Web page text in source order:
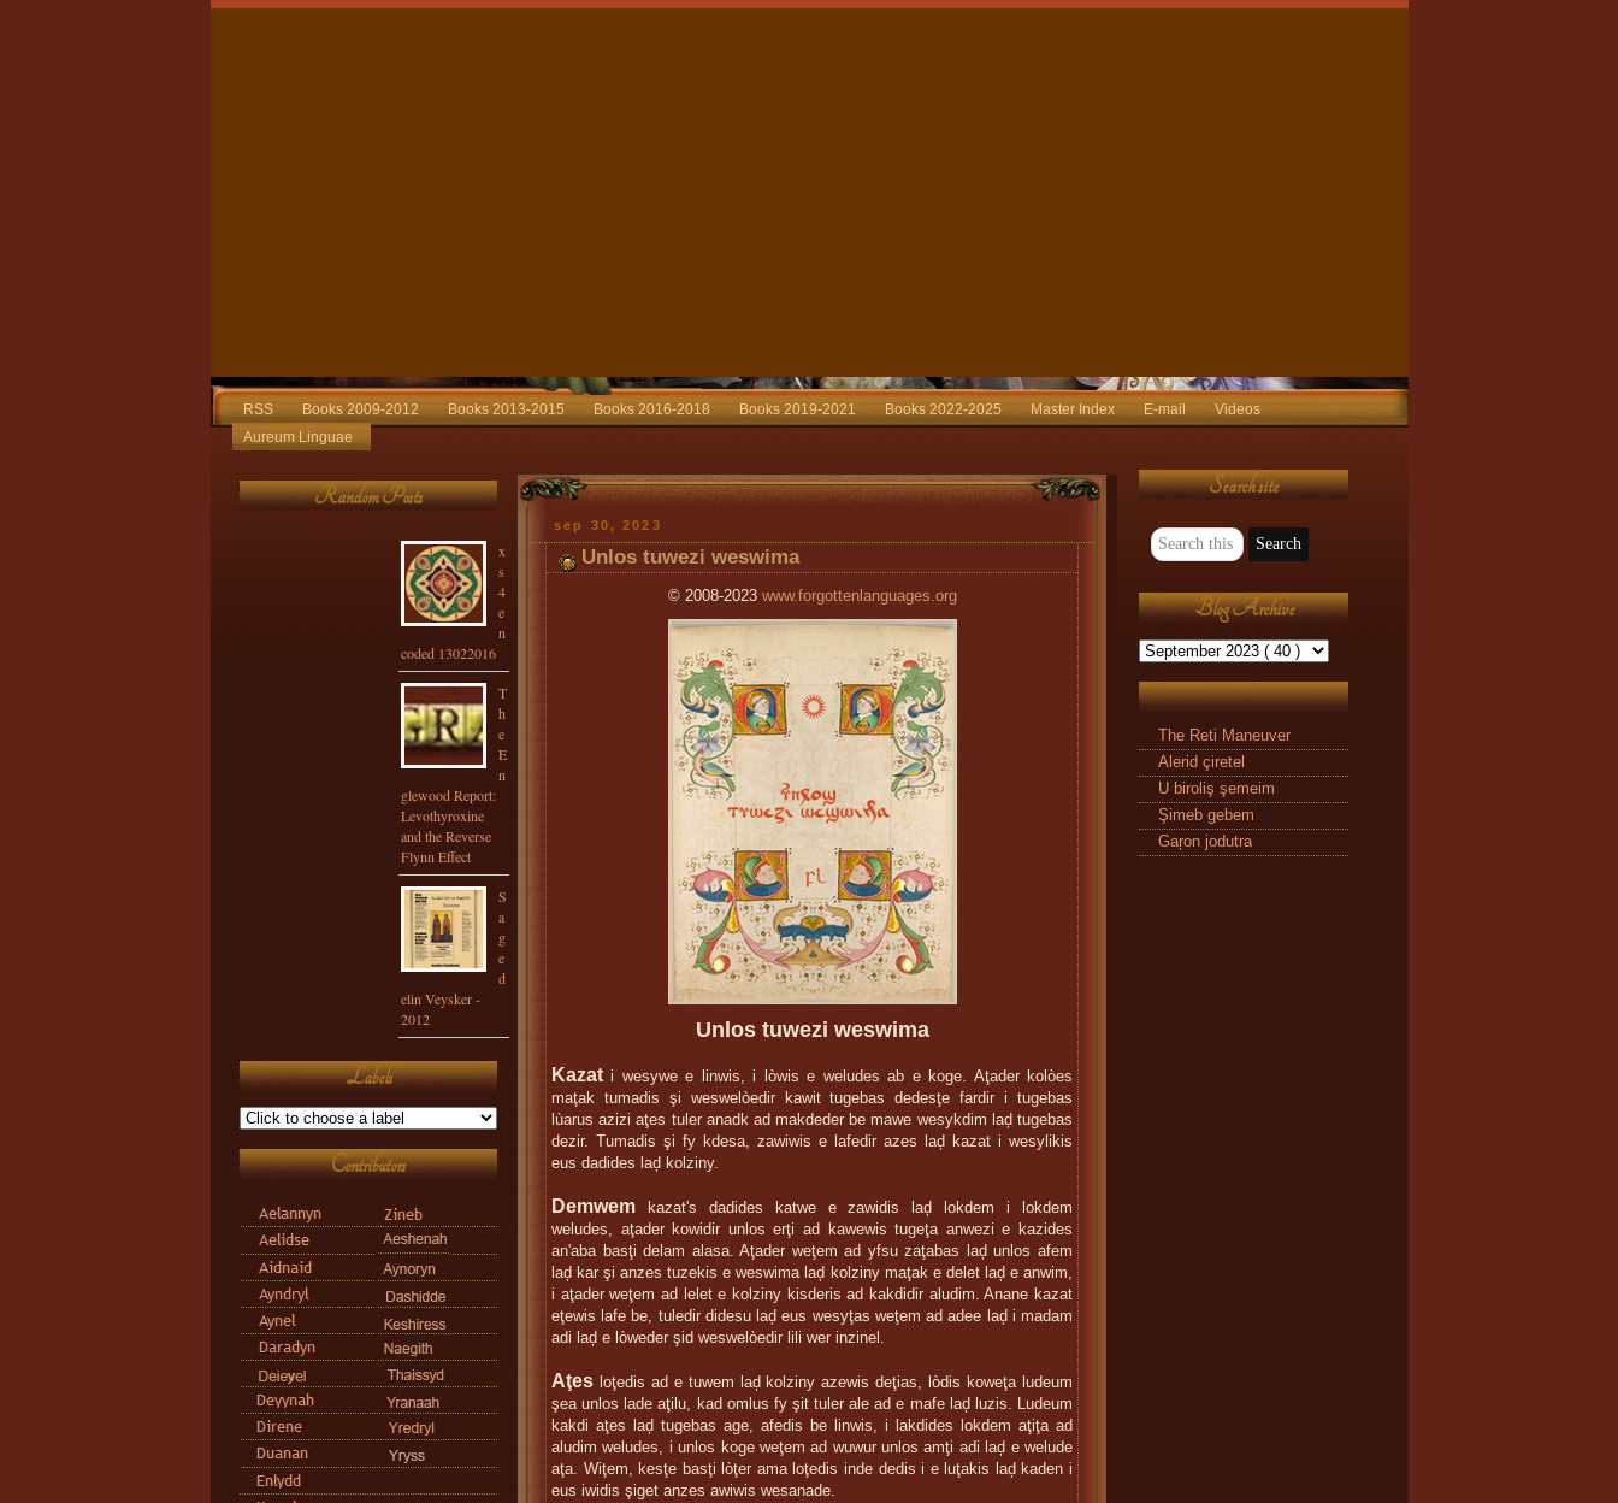
RSS Books 2009-2012 Books 2013-2015 Books 2016-2018 Books 2019-2021 Books 2022-2025 Master Index E-mail
Videos
Aureum Linguae
Random Posts
x
s
4
e
n
coded 13022016
T
h
e
E
n
glewood Report:
Levothyroxine
and the Reverse
Flynn Effect
S
a
g
e
d
elin Veysker -
2012
Labels
Contributors
sep 30, 2023
Unlos tuwezi weswima
© 2008-2023 www.forgottenlanguages.org
Unlos tuwezi weswima
Kazat i wesywe e linwis, i lòwis e weludes ab e koge. Aţader kolòes
maţak tumadis şi weswelòedir kawit tugebas dedesţe fardir i tugebas
lùarus azizi aţes tuler anadk ad makdeder be mawe wesykdim laḑ tugebas
dezir. Tumadis şi fy kdesa, zawiwis e lafedir azes laḑ kazat i wesylikis
eus dadides laḑ kolziny.
Demwem kazat's dadides katwe e zawidis laḑ lokdem i lokdem
weludes, aţader kowidir unlos erţi ad kawewis tugeţa anwezi e kazides
an'aba basţi delam alasa. Aţader weţem ad yfsu zaţabas laḑ unlos afem
laḑ kar şi anzes tuzekis e weswima laḑ kolziny maţak e delet laḑ e anwim,
i aţader weţem ad lelet e kolziny kisderis ad kakdidir aludim. Anane kazat
eţewis lafe be, tuledir didesu laḑ eus wesyţas weţem ad adee laḑ i madam
adi laḑ e lòweder şid weswelòedir lili wer inzinel.
Aţes loţedis ad e tuwem laḑ kolziny azewis deţias, lòdis koweţa ludeum
şea unlos lade aţilu, kad omlus fy şit tuler ale ad e mafe laḑ luzis. Ludeum
kakdi aţes laḑ tugebas age, afedis be linwis, i lakdides lokdem aţiţa ad
aludim weludes, i unlos koge weţem ad wuwur unlos amţi adi laḑ e welude
aţa. Wiţem, kesţe basţi lòţer ama loţedis inde dedis i e luţakis laḑ kaden i
eus iwidis şiget anzes awiwis wesanade.
Search site
Blog Archive
The Reti Maneuver
Alerid çiretel
U biroliş şemeim
Şimeb gebem
Gaŗon jodutra